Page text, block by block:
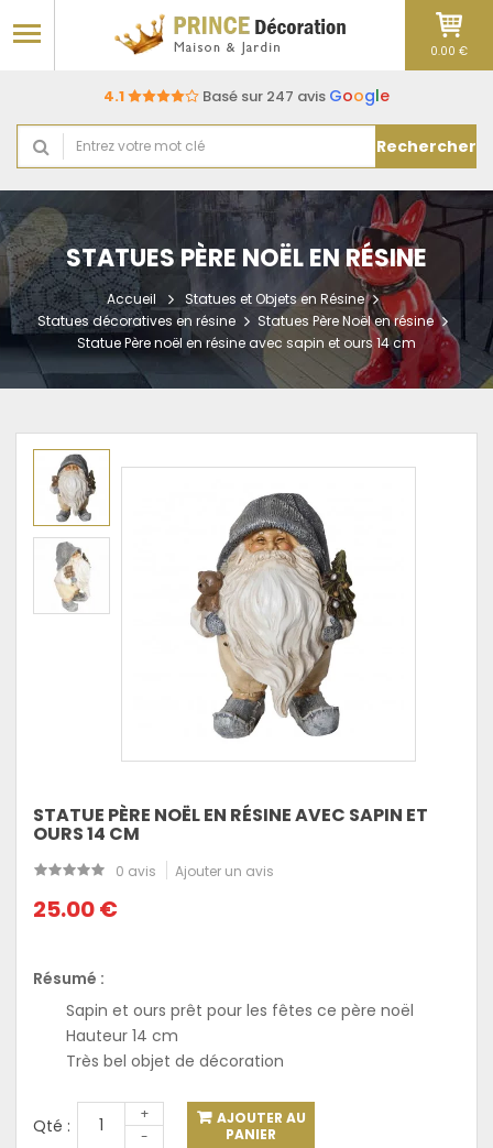
4.1 Basé sur 247 avis Google
Rechercher
0.00 €
STATUES PÈRE NOËL EN RÉSINE
Accueil
Statues et Objets en Résine
Statues décoratives en résine
Statues Père Noël en résine
Statue Père noël en résine avec sapin et ours 14 cm
STATUE PÈRE NOËL EN RÉSINE AVEC SAPIN ET
OURS 14 CM
0 avis Ajouter un avis
25.00 €
Résumé :
Sapin et ours prêt pour les fêtes ce père noël
Hauteur 14 cm
Très bel objet de décoration
Qté :
+
-
AJOUTER AU
PANIER